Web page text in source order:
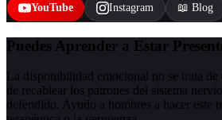
YouTube Instagram 📖 Blog
Puedes Aprender a Estar
La disponibilidad emocional no se trata de
de recablear los patrones del sistema
defendido. Ayudo a hombres a hacer este